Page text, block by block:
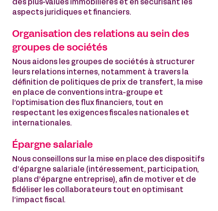
des plus-values immobilières et en sécurisant les
aspects juridiques et financiers.
Organisation des relations au sein des
groupes de sociétés
Nous aidons les groupes de sociétés à structurer
leurs relations internes, notamment à travers la
définition de politiques de prix de transfert, la mise
en place de conventions intra-groupe et
l’optimisation des flux financiers, tout en
respectant les exigences fiscales nationales et
internationales.
Épargne salariale
Nous conseillons sur la mise en place des dispositifs
d’épargne salariale (intéressement, participation,
plans d’épargne entreprise), afin de motiver et de
fidéliser les collaborateurs tout en optimisant
l’impact fiscal.